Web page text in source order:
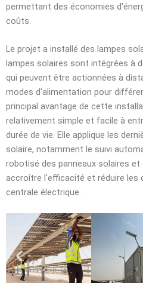
permettant des économies
coûts.
Le projet a installé des lampes
lampes solaires sont intégrées à
qui peuvent être actionnées à
modes d'alimentation pour
principal avantage de cette
relativement simple et facile à
durée de vie. Elle applique les
solaire, notamment le suivi
robotisé des panneaux solaires et
accroître l'efficacité et réduire les
centrale électrique.